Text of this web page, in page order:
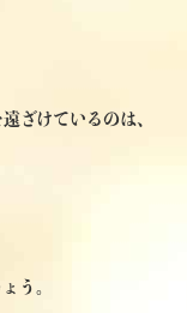
ざけているのは、
う。